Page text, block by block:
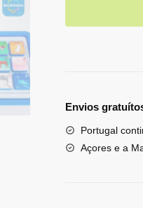
Envios
Portugal
Açores e a